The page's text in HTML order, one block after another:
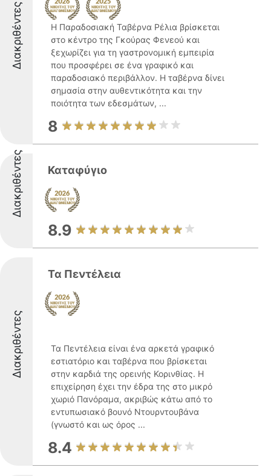
Διακριθέντες
Η Παραδοσιακή Ταβέρνα Ρέλια βρίσκεται
στο κέντρο της Γκούρας Φενεού και
ξεχωρίζει για τη γαστρονομική εμπειρία
που προσφέρει σε ένα γραφικό και
παραδοσιακό περιβάλλον. Η ταβέρνα δίνει
σημασία στην αυθεντικότητα και την
ποιότητα των εδεσμάτων, ...
8
Διακριθέντες Καταφύγιο
8.9
Διακριθέντες
Τα Πεντέλεια
Τα Πεντέλεια είναι ένα αρκετά γραφικό
εστιατόριο και ταβέρνα που βρίσκεται
στην καρδιά της ορεινής Κορινθίας. Η
επιχείρηση έχει την έδρα της στο μικρό
χωριό Πανόραμα, ακριβώς κάτω από το
εντυπωσιακό βουνό Ντουρντουβάνα
(γνωστό και ως όρος ...
8.4